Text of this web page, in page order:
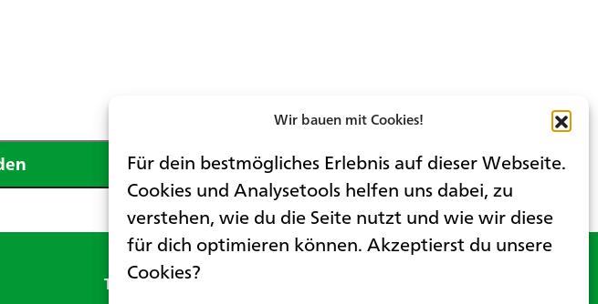
Wir bauen mit Cookies!
Für dein bestmögliches Erlebnis auf dieser Webseite.
Cookies und Analysetools helfen uns dabei, zu
verstehen, wie du die Seite nutzt und wie wir diese
für dich optimieren können. Akzeptierst du unsere
Cookies?
Telefon